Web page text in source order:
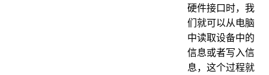
硬件接口时，我
们就可以从电脑
中读取设备中的
信息或者写入信
息，这个过程就